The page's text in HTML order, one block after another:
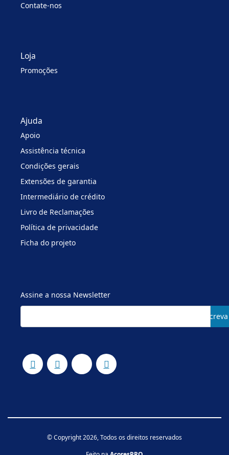
Contate-nos
Loja
Promoções
Ajuda
Apoio
Assistência técnica
Condições gerais
Extensões de garantia
Intermediário de crédito
Livro de Reclamações
Política de privacidade
Ficha do projeto
Assine a nossa Newsletter
Subscreva
© Copyright 2026, Todos os direitos reservados